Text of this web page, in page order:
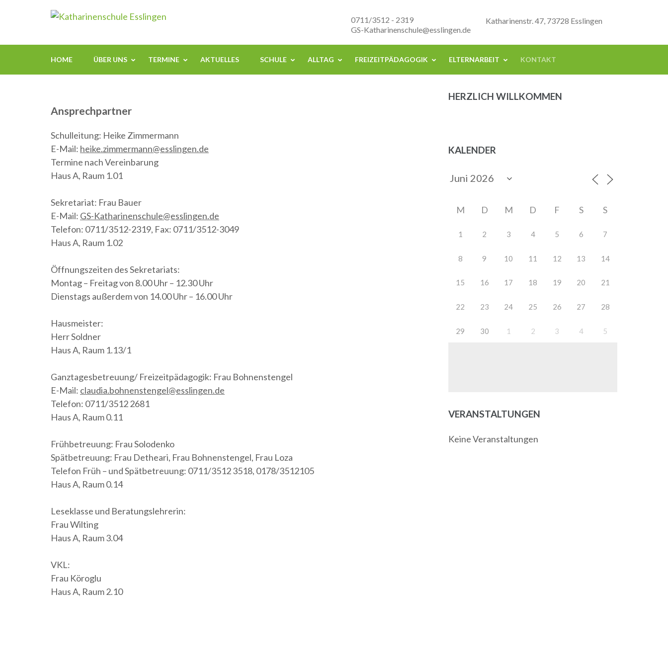
(Enter
Katharinenstr. 47, 73728 Esslingen
0711/3512 - 2319
GS-Katharinenschule@esslingen.de
HOME ÜBER UNS TERMINE AKTUELLES SCHULE ALLTAG FREIZEITPÄDAGOGIK ELTERNARBEIT KONTAKT
Ansprechpartner
Schulleitung: Heike Zimmermann
E-Mail: heike.zimmermann@esslingen.de
Termine nach Vereinbarung
Haus A, Raum 1.01
Sekretariat: Frau Bauer
E-Mail: GS-Katharinenschule@esslingen.de
Telefon: 0711/3512-2319, Fax: 0711/3512-3049
Haus A, Raum 1.02
Öffnungszeiten des Sekretariats:
Montag – Freitag von 8.00 Uhr – 12.30 Uhr
Dienstags außerdem von 14.00 Uhr – 16.00 Uhr
Hausmeister:
Herr Soldner
Haus A, Raum 1.13/1
Ganztagesbetreuung/ Freizeitpädagogik: Frau Bohnenstengel
E-Mail: claudia.bohnenstengel@esslingen.de
Telefon: 0711/3512 2681
Haus A, Raum 0.11
Frühbetreuung: Frau Solodenko
Spätbetreuung: Frau Detheari, Frau Bohnenstengel, Frau Loza
Telefon Früh – und Spätbetreuung: 0711/3512 3518, 0178/3512105
Haus A, Raum 0.14
Leseklasse und Beratungslehrerin:
Frau Wilting
Haus A, Raum 3.04
VKL:
Frau Köroglu
Haus A, Raum 2.10
HERZLICH WILLKOMMEN
KALENDER
M D M D F S S
1 2 3 4 5 6 7
8 9 10 11 12 13 14
15 16 17 18 19 20 21
22 23 24 25 26 27 28
29 30 1 2 3 4 5
VERANSTALTUNGEN
Keine Veranstaltungen